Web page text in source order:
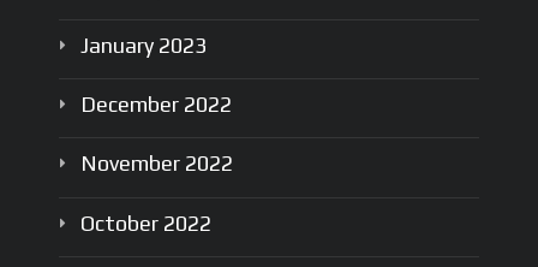
January 2023
December 2022
November 2022
October 2022